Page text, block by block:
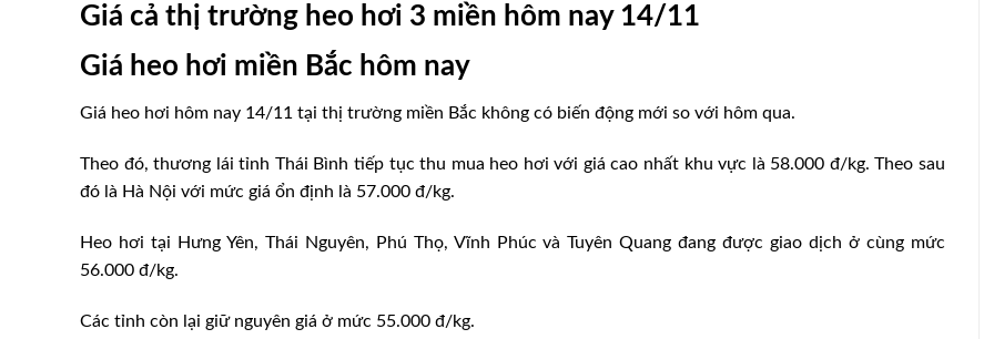
Giá cả thị trường heo hơi 3 miền hôm nay 14/11
Giá heo hơi miền Bắc hôm nay
Giá heo hơi hôm nay 14/11 tại thị trường miền Bắc không có biến động mới so với hôm qua.
Theo đó, thương lái tỉnh Thái Bình tiếp tục thu mua heo hơi với giá cao nhất khu vực là 58.000 đ/kg. Theo sau
đó là Hà Nội với mức giá ổn định là 57.000 đ/kg.
Heo hơi tại Hưng Yên, Thái Nguyên, Phú Thọ, Vĩnh Phúc và Tuyên Quang đang được giao dịch ở cùng mức
56.000 đ/kg.
Các tỉnh còn lại giữ nguyên giá ở mức 55.000 đ/kg.